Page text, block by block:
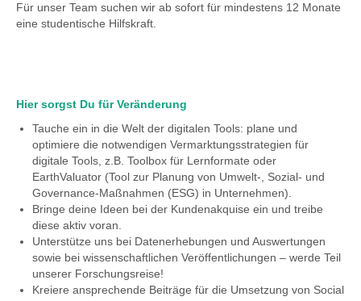
Für unser Team suchen wir ab sofort für mindestens 12 Monate
eine studentische Hilfskraft.
Hier sorgst Du für Veränderung
Tauche ein in die Welt der digitalen Tools: plane und
optimiere die notwendigen Vermarktungsstrategien für
digitale Tools, z.B. Toolbox für Lernformate oder
EarthValuator (Tool zur Planung von Umwelt-, Sozial- und
Governance-Maßnahmen (ESG) in Unternehmen).
Bringe deine Ideen bei der Kundenakquise ein und treibe
diese aktiv voran.
Unterstütze uns bei Datenerhebungen und Auswertungen
sowie bei wissenschaftlichen Veröffentlichungen – werde Teil
unserer Forschungsreise!
Kreiere ansprechende Beiträge für die Umsetzung von Social